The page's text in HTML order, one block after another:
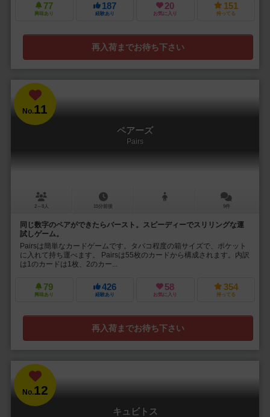
77
興味あり
187
経験あり
20
お気に入り
151
持ってる
再入荷までお待ち下さい
No.11
ペアーズ
Pairs
2～8人 15分前後 9件
同じ数字のペアができたらバースト。スピーディーでスリリングな運
試しゲーム。
Pairsは簡単なカードゲームです。タバコ程度の箱サイズで、ポケット
に入れて持ち運べます。 Pairsは55枚のカードから構成されます。内訳
は1のカードは1枚、2のカー...
79
興味あり
426
経験あり
58
お気に入り
354
持ってる
再入荷までお待ち下さい
No.12
キュビトス